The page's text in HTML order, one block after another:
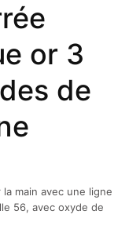
or 3
de
main avec une ligne
56, avec oxyde de